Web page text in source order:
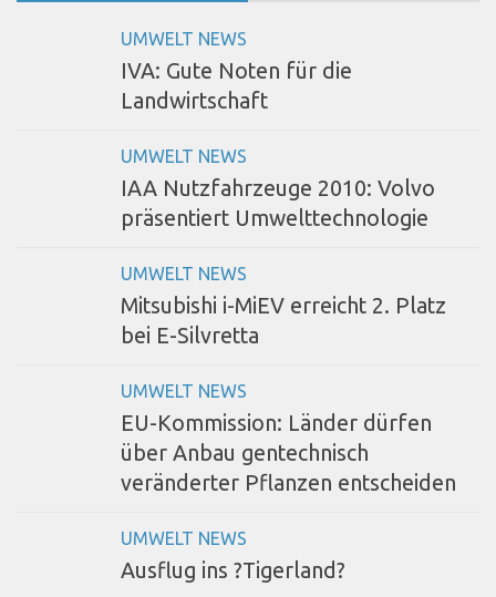
UMWELT NEWS
IVA: Gute Noten für die
Landwirtschaft
UMWELT NEWS
IAA Nutzfahrzeuge 2010: Volvo
präsentiert Umwelttechnologie
UMWELT NEWS
Mitsubishi i-MiEV erreicht 2. Platz
bei E-Silvretta
UMWELT NEWS
EU-Kommission: Länder dürfen
über Anbau gentechnisch
veränderter Pflanzen entscheiden
UMWELT NEWS
Ausflug ins ?Tigerland?